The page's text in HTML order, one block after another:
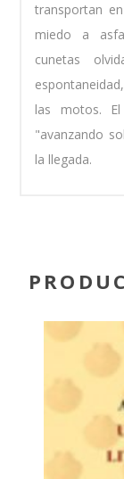
transportan
miedo a
cunetas
las motos.
"avanzando
la llegada.